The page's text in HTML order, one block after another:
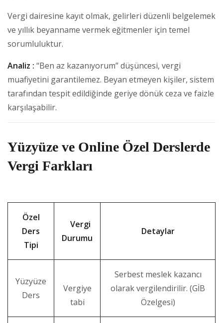
Vergi dairesine kayıt olmak, gelirleri düzenli belgelemek
ve yıllık beyanname vermek eğitmenler için temel
sorumluluktur.
Analiz : “Ben az kazanıyorum” düşüncesi, vergi
muafiyetini garantilemez. Beyan etmeyen kişiler, sistem
tarafından tespit edildiğinde geriye dönük ceza ve faizle
karşılaşabilir.
Yüzyüze ve Online Özel Derslerde
Vergi Farkları
Özel
Ders
Tipi
Vergi
Durumu
Detaylar
Yüzyüze
Ders
Vergiye
tabi
Serbest meslek kazancı
olarak vergilendirilir. (GİB
Özelgesi)